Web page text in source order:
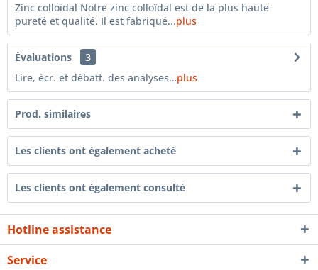
Zinc colloïdal Notre zinc colloïdal est de la plus haute
pureté et qualité. Il est fabriqué...plus
Évaluations
3
Lire, écr. et débatt. des analyses…plus
Prod. similaires
Les clients ont également acheté
Les clients ont également consulté
Hotline assistance
Service